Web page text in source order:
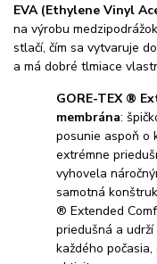
EVA (Ethylene Vinyl
na výrobu
stlačí, čím sa vytvaruje
a má dobré tlmiace
GORE-TEX ®
membrána:
posunie aspoň o
extrémne
vyhovela
samotná
® Extended
priedušná a
každého